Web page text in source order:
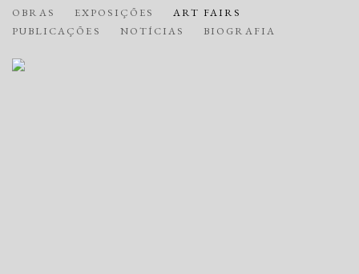
OBRAS EXPOSIÇÕES
ART FAIRS
PUBLICAÇÕES
NOTÍCIAS BIOGRAFIA